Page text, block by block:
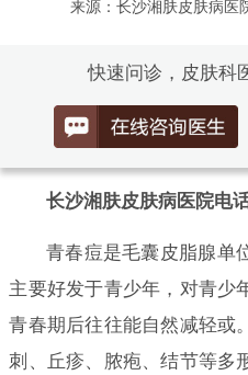
来源：长沙湘肤皮肤病医
快速问诊，皮肤科
长沙湘肤皮肤病医院电
青春痘是毛囊皮脂腺单
主要好发于青少年，对青少
青春期后往往能自然减轻或
刺、丘疹、脓疱、结节等多